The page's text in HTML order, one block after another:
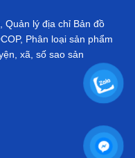
Quản lý địa chỉ Bản đồ
Phân loại sản phẩm
xã, số sao sản